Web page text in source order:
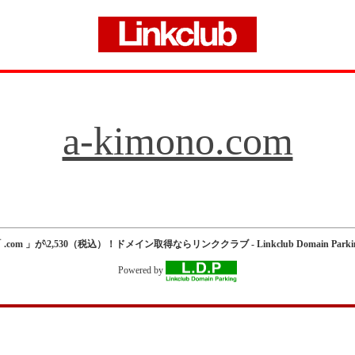
a-kimono.com
.com 」が\2,530（税込）！ドメイン取得ならリンククラブ - Linkclub Domain
Powered by